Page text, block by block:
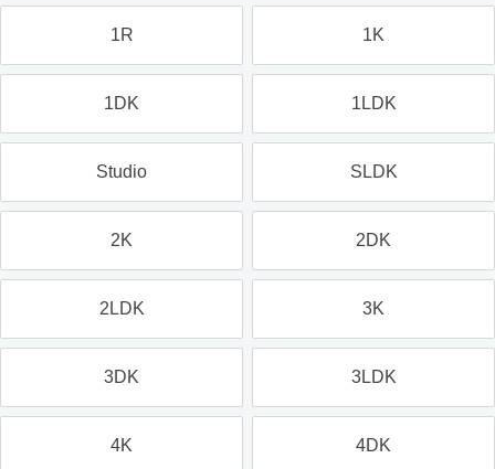
1R 1K
1DK 1LDK
Studio SLDK
2K 2DK
2LDK 3K
3DK 3LDK
4K 4DK